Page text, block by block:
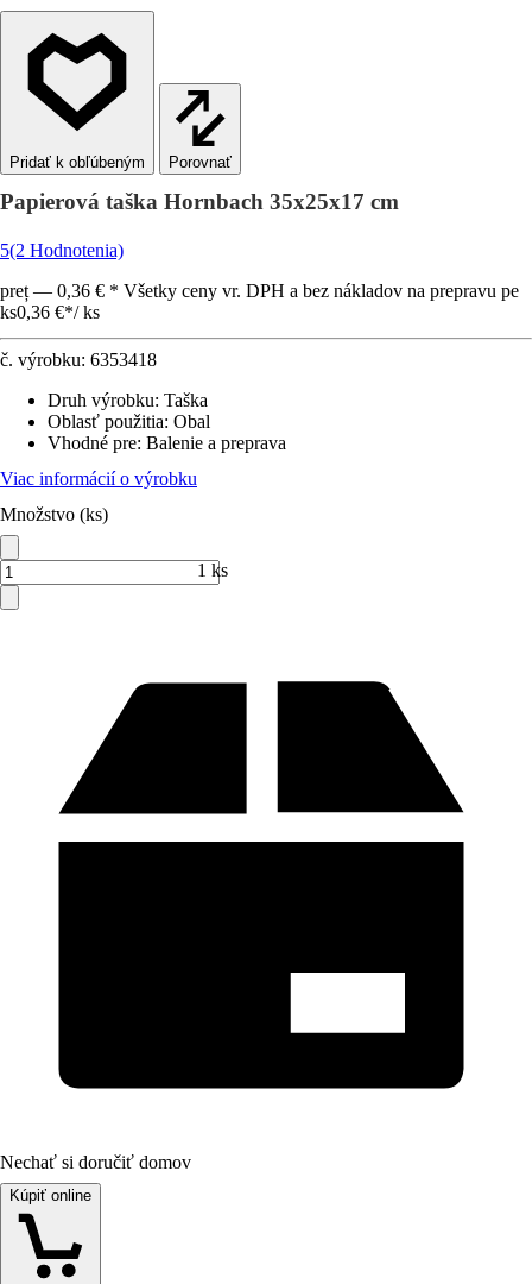
Porovnať
Papierová taška Hornbach 35x25x17 cm
5(2 Hodnotenia)
preț — 0,36 € * Všetky ceny vr. DPH a bez nákladov na prepravu pe
ks0,36 €*/ ks
č. výrobku: 6353418
Druh výrobku: Taška
Oblasť použitia: Obal
Vhodné pre: Balenie a preprava
Viac informácií o výrobku
Množstvo (ks)
1 ks
Nechať si doručiť domov
Kúpiť online